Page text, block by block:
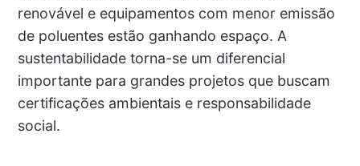
renovável e equipamentos com menor emissão
de poluentes estão ganhando espaço. A
sustentabilidade torna-se um diferencial
importante para grandes projetos que buscam
certificações ambientais e responsabilidade
social.